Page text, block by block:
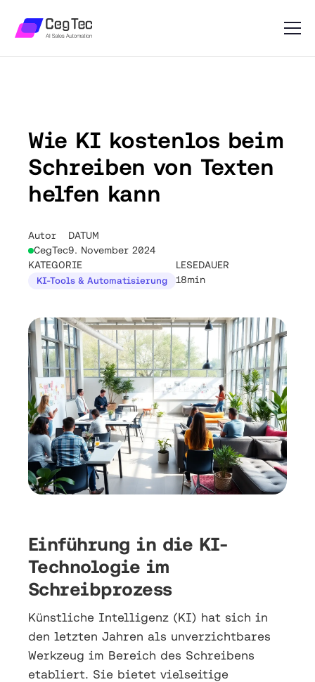
Wie KI kostenlos beim
Schreiben von Texten
helfen kann
Autor
CegTec
DATUM
9. November 2024
KATEGORIE
KI-Tools & Automatisierung
LESEDAUER
18min
Einführung in die KI-
Technologie im
Schreibprozess
Künstliche Intelligenz (KI) hat sich in
den letzten Jahren als unverzichtbares
Werkzeug im Bereich des Schreibens
etabliert. Sie bietet vielseitige